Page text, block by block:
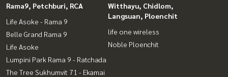
Rama9, Petchburi, RCA
Life Asoke - Rama 9
Belle Grand Rama 9
Life Asoke
Lumpini Park Rama 9 - Ratchada
The Tree Sukhumvit 71 - Ekamai
Witthayu, Chidlom,
Langsuan, Ploenchit
life one wireless
Noble Ploenchit